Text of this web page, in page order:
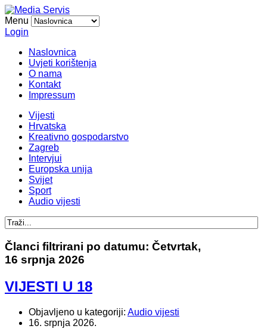
Menu
Login
Naslovnica
Uvjeti korištenja
O nama
Kontakt
Impressum
Vijesti
Hrvatska
Kreativno gospodarstvo
Zagreb
Intervjui
Europska unija
Svijet
Sport
Audio vijesti
Članci filtrirani po datumu: Četvrtak,
16 srpnja 2026
VIJESTI U 18
Objavljeno u kategoriji: Audio vijesti
16. srpnja 2026.